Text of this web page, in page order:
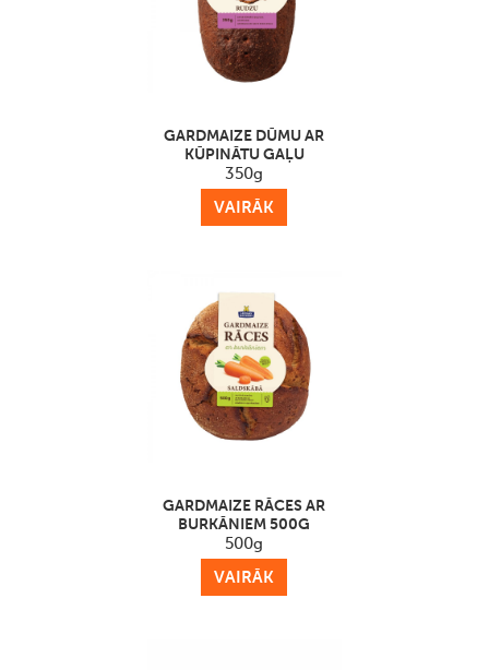
GARDMAIZE DŪMU AR
KŪPINĀTU GAĻU
350g
VAIRĀK
GARDMAIZE RĀCES ​AR
BURKĀNIEM 500G
500g
VAIRĀK